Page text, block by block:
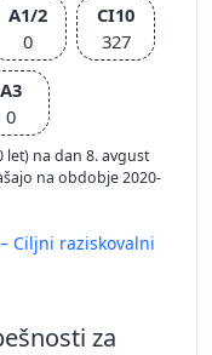
A1/2
0
CI10
327
A3
0
let) na dan 8. avgust
na obdobje 2020-
Ciljni raziskovalni
za